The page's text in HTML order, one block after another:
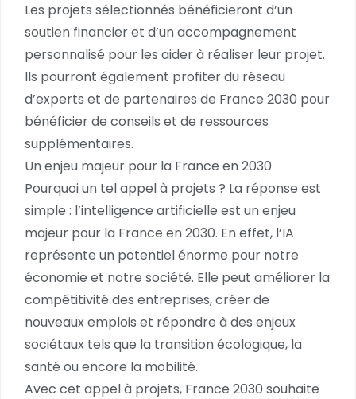
Les projets sélectionnés bénéficieront d’un
soutien financier et d’un accompagnement
personnalisé pour les aider à réaliser leur projet.
Ils pourront également profiter du réseau
d’experts et de partenaires de France 2030 pour
bénéficier de conseils et de ressources
supplémentaires.
Un enjeu majeur pour la France en 2030
Pourquoi un tel appel à projets ? La réponse est
simple : l’intelligence artificielle est un enjeu
majeur pour la France en 2030. En effet, l’IA
représente un potentiel énorme pour notre
économie et notre société. Elle peut améliorer la
compétitivité des entreprises, créer de
nouveaux emplois et répondre à des enjeux
sociétaux tels que la transition écologique, la
santé ou encore la mobilité.
Avec cet appel à projets, France 2030 souhaite